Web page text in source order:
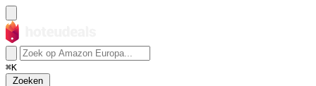
⌘K
Zoeken